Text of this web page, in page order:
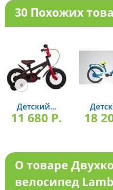
30 Похожих
Детский...
11 680 P. 18
О товаре
велосипед